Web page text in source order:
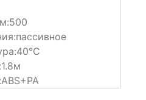
500
пассивное
40°C
1.8м
ABS+PA